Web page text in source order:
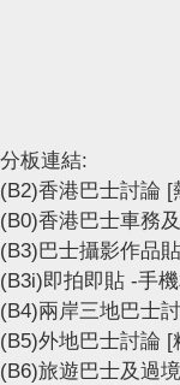
分板連結:
(B2)香港巴士討論 [
(B0)香港巴士車務
(B3)巴士攝影作品
(B3i)即拍即貼 -手
(B4)兩岸三地巴士
(B5)外地巴士討論 [
(B6)旅遊巴士及過